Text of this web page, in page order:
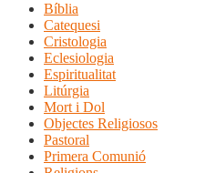
Bíblia
Catequesi
Cristologia
Eclesiologia
Espiritualitat
Litúrgia
Mort i Dol
Objectes Religiosos
Pastoral
Primera Comunió